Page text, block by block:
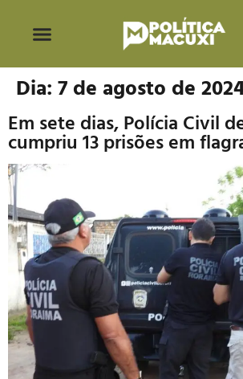
Dia: 7 de agosto de
Em sete dias, Polícia Civil
cumpriu 13 prisões em